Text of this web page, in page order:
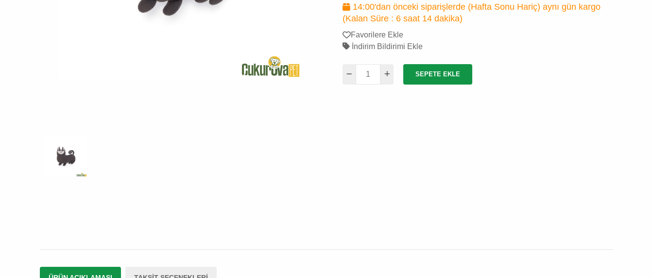
14:00'dan önceki siparişlerde (Hafta Sonu Hariç) aynı gün kargo
(Kalan Süre : 6 saat 14 dakika)
Favorilere Ekle
İndirim Bildirimi Ekle
SEPETE EKLE